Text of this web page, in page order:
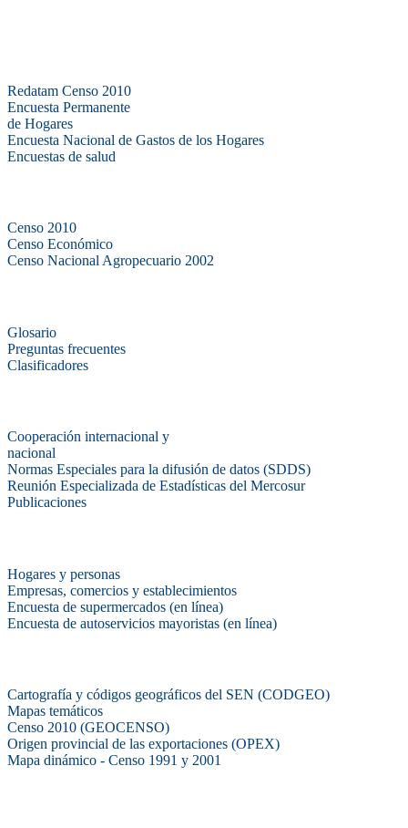
Redatam Censo 2010
Encuesta Permanente
de Hogares
Encuesta Nacional de Gastos de los Hogares
Encuestas de salud
Censo 2010
Censo Económico
Censo Nacional Agropecuario 2002
Glosario
Preguntas frecuentes
Clasificadores
Cooperación internacional y
nacional
Normas Especiales para la difusión de datos (SDDS)
Reunión Especializada de Estadísticas del Mercosur
Publicaciones
Hogares y personas
Empresas, comercios y establecimientos
Encuesta de supermercados (en línea)
Encuesta de autoservicios mayoristas (en línea)
Cartografía y códigos geográficos del SEN (CODGEO)
Mapas temáticos
Censo 2010 (GEOCENSO)
Origen provincial de las exportaciones (OPEX)
Mapa dinámico - Censo 1991 y 2001